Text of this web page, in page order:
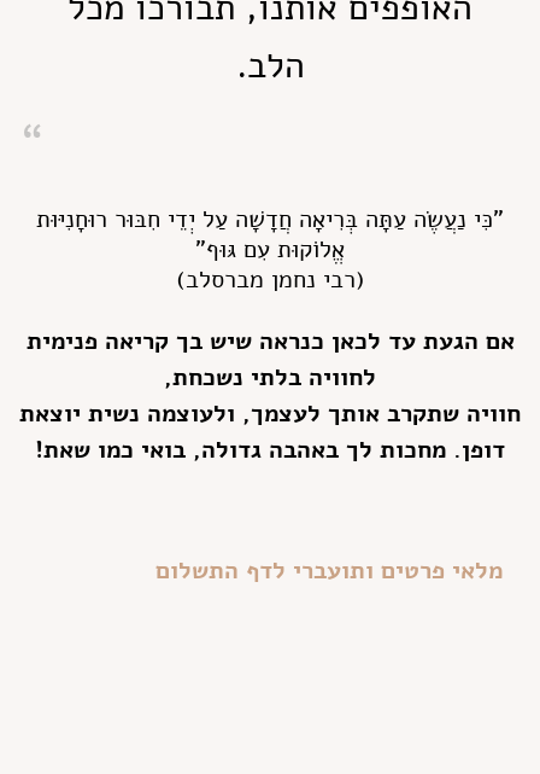
הלב.
"כִּי נַעֲשֶׂה עַתָּה בְּרִיאָה חֲדָשָׁה עַל יְדֵי חִבּוּר רוּחָנִיּוּת
אֱלוֹקוּת עִם גּוּף"
(רבי נחמן מברסלב)
אם הגעת עד לכאן כנראה שיש בך קריאה פנימית
לחוויה בלתי נשכחת,
חוויה שתקרב אותך לעצמך, ולעוצמה נשית יוצאת
דופן. מחכות לך באהבה גדולה, בואי כמו שאת!
מלאי פרטים ותועברי לדף התשלום